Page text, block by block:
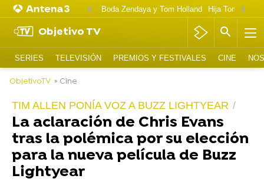
Boda Zendaya y Tom Holland Hija Tom
Objetivo TV
SERIES TELEVISIÓN PREMIOS Y FESTIVALES CINE
ObjetivoTV » Cine
TIM ALLEN PONÍA VOZ A BUZZ LIGHTYEAR
La aclaración de Chris Evans
tras la polémica por su elección
para la nueva película de Buzz
Lightyear